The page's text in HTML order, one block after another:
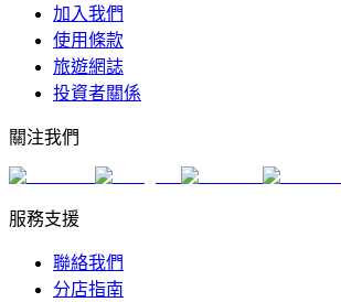
加入我們
使用條款
旅遊網誌
投資者關係
關注我們
服務支援
聯絡我們
分店指南